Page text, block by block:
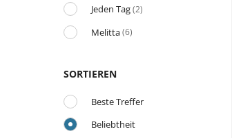
Jeden Tag(2)
Melitta(6)
SORTIEREN
Beste Treffer
Beliebtheit